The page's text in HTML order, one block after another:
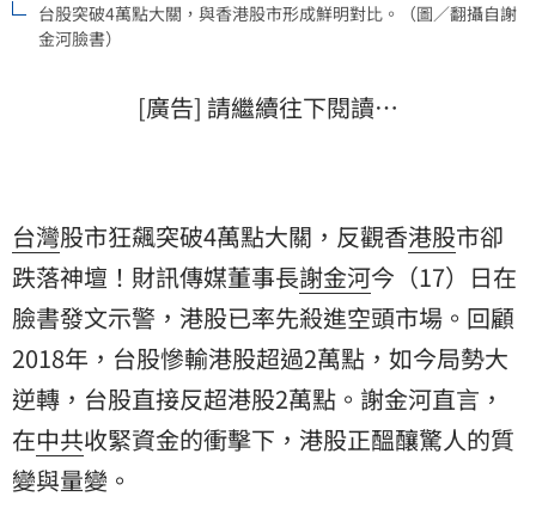
台股突破4萬點大關，與香港股市形成鮮明對比。（圖／翻攝自謝
金河臉書）
[廣告] 請繼續往下閱讀…
台灣股市狂飆突破4萬點大關，反觀香港股市卻
跌落神壇！財訊傳媒董事長謝金河今（17）日在
臉書發文示警，港股已率先殺進空頭市場。回顧
2018年，台股慘輸港股超過2萬點，如今局勢大
逆轉，台股直接反超港股2萬點。謝金河直言，
在中共收緊資金的衝擊下，港股正醞釀驚人的質
變與量變。